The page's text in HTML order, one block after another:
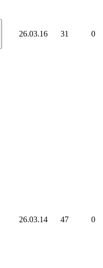
26.03.16 31 0
26.03.14 47 0